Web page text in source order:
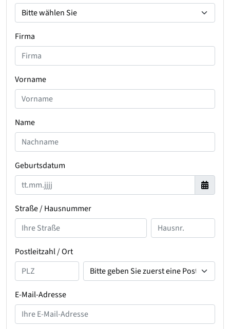
Firma
Vorname
Name
Geburtsdatum
Straße / Hausnummer
Postleitzahl / Ort
E-Mail-Adresse